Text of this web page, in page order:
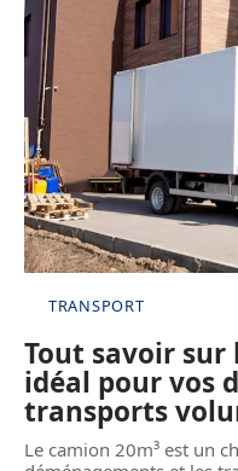
TRANSPORT
Tout savoir sur
idéal pour vos
transports
Le camion 20m³ est un